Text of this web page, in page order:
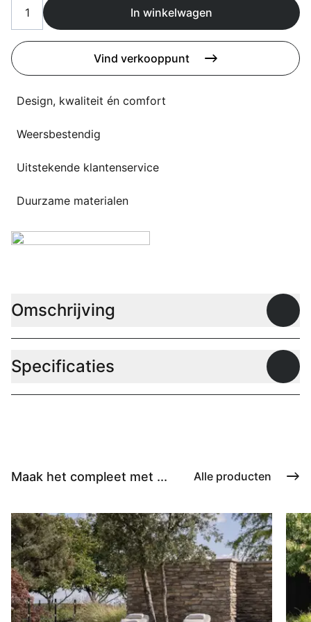
Overig
Deals
Flagship stores
Contact
Support
Nieuws
Events
Werken bij
Over ons
In winkelwagen
Vind verkooppunt
Design, kwaliteit én comfort
Weersbestendig
Uitstekende klantenservice
Duurzame materialen
Omschrijving
Specificaties
Maak het compleet met ... Alle producten